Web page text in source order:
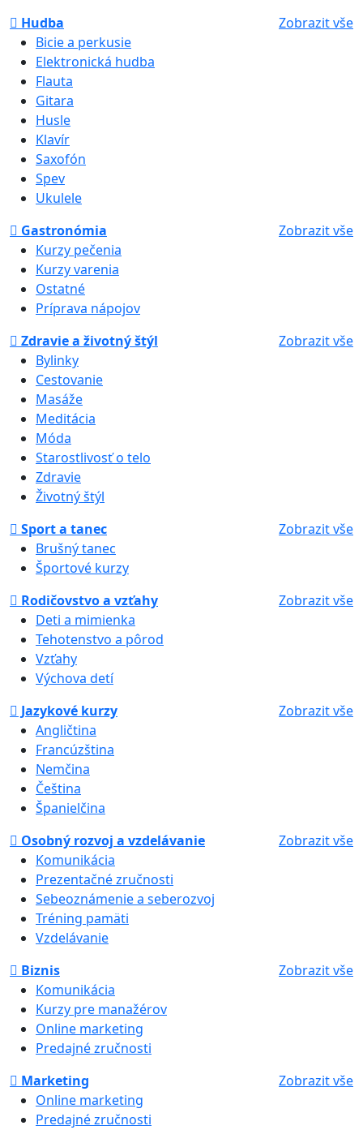
Hudba
Zobrazit vše
Bicie a perkusie
Elektronická hudba
Flauta
Gitara
Husle
Klavír
Saxofón
Spev
Ukulele
Gastronómia
Zobrazit vše
Kurzy pečenia
Kurzy varenia
Ostatné
Príprava nápojov
Zdravie a životný štýl
Zobrazit vše
Bylinky
Cestovanie
Masáže
Meditácia
Móda
Starostlivosť o telo
Zdravie
Životný štýl
Sport a tanec
Zobrazit vše
Brušný tanec
Športové kurzy
Rodičovstvo a vzťahy
Zobrazit vše
Deti a mimienka
Tehotenstvo a pôrod
Vzťahy
Výchova detí
Jazykové kurzy
Zobrazit vše
Angličtina
Francúzština
Nemčina
Čeština
Španielčina
Osobný rozvoj a vzdelávanie
Zobrazit vše
Komunikácia
Prezentačné zručnosti
Sebeoznámenie a seberozvoj
Tréning pamäti
Vzdelávanie
Biznis
Zobrazit vše
Komunikácia
Kurzy pre manažérov
Online marketing
Predajné zručnosti
Marketing
Zobrazit vše
Online marketing
Predajné zručnosti